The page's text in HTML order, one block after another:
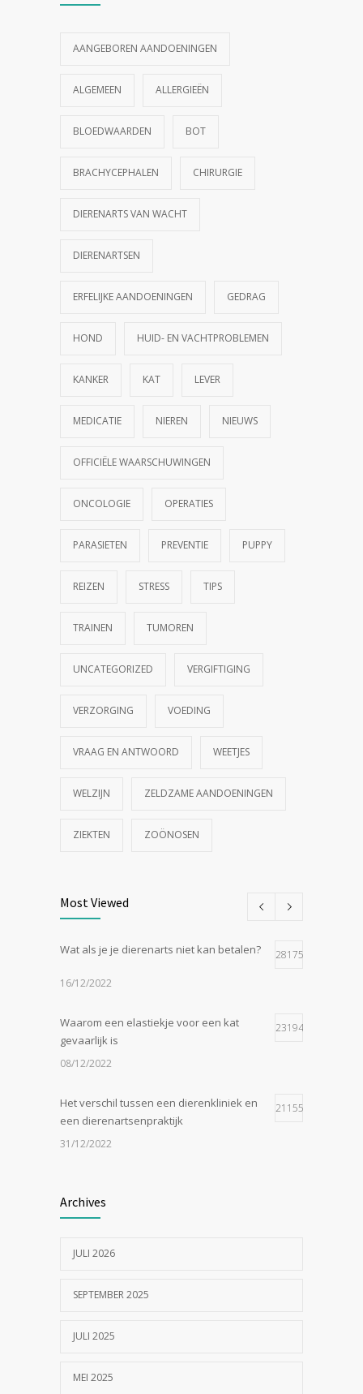
AANGEBOREN AANDOENINGEN
ALGEMEEN ALLERGIEËN
BLOEDWAARDEN BOT
BRACHYCEPHALEN CHIRURGIE
DIERENARTS VAN WACHT
DIERENARTSEN
ERFELIJKE AANDOENINGEN GEDRAG
HOND HUID- EN VACHTPROBLEMEN
KANKER KAT LEVER
MEDICATIE NIEREN NIEUWS
OFFICIËLE WAARSCHUWINGEN
ONCOLOGIE OPERATIES
PARASIETEN PREVENTIE PUPPY
REIZEN STRESS TIPS
TRAINEN TUMOREN
UNCATEGORIZED VERGIFTIGING
VERZORGING VOEDING
VRAAG EN ANTWOORD WEETJES
WELZIJN ZELDZAME AANDOENINGEN
ZIEKTEN ZOÖNOSEN
Most Viewed
Wat als je je dierenarts niet kan betalen? 28175
16/12/2022
Waarom een elastiekje voor een kat
gevaarlijk is
23194
08/12/2022
Het verschil tussen een dierenkliniek en
een dierenartsenpraktijk
21155
31/12/2022
24/07/2023
In de tong van je hond gesneden of
17/07/2023
Archives
JULI 2026
SEPTEMBER 2025
JULI 2025
MEI 2025